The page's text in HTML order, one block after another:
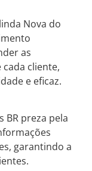
Nova do
as
cada cliente,
e eficaz.
BR preza pela
garantindo a